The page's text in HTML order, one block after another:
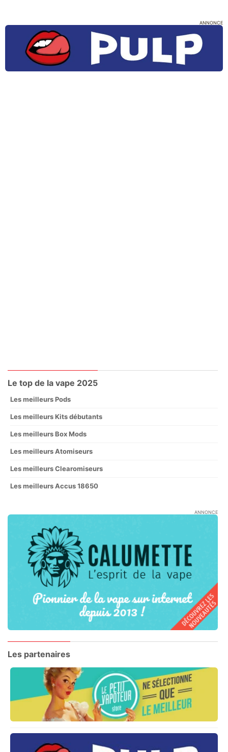
ANNONCE
Le top de la vape 2025
Les meilleurs Pods
Les meilleurs Kits débutants
Les meilleurs Box Mods
Les meilleurs Atomiseurs
Les meilleurs Clearomiseurs
Les meilleurs Accus 18650
ANNONCE
Les partenaires